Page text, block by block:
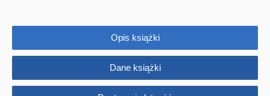
Adwent i Boże Narodzenie
Opis książki
Dane książki